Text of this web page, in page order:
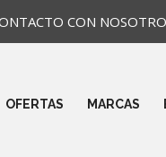
CON
OFERTAS MARCAS